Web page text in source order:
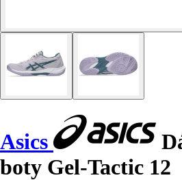
Asics
boty Gel-Tactic 12